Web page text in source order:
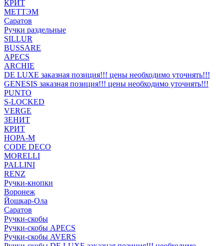
КРИТ
МЕТТЭМ
Саратов
Ручки раздельные
SILLUR
BUSSARE
APECS
ARCHIE
DE LUXE заказная позиция!!! цены необходимо уточнять!!!
GENESIS заказная позиция!!! цены необходимо уточнять!!!
PUNTO
S-LOCKED
VERGE
ЗЕНИТ
КРИТ
НОРА-М
CODE DECO
MORELLI
PALLINI
RENZ
Ручки-кнопки
Воронеж
Йошкар-Ола
Саратов
Ручки-скобы
Ручки-скобы APECS
Ручки-скобы AVERS